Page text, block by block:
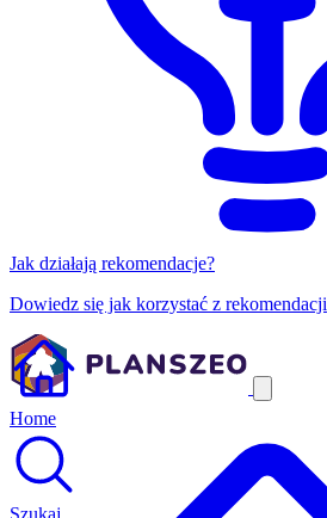
Jak działają rekomendacje?
Dowiedz się jak korzystać z rekomendacji
Home
Szukaj